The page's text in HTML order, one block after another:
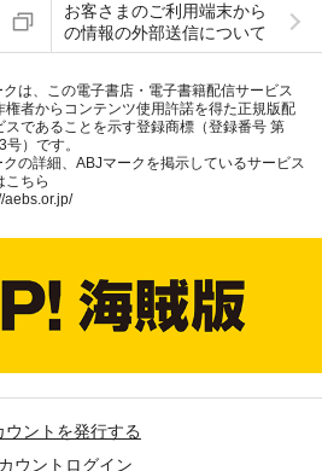
お客さまのご利用端末から
の情報の外部送信について
クは、この電子書店・電子書籍配信サービス
権者からコンテンツ使用許諾を得た正規版配
スであることを示す登録商標（登録番号 第
）です。
クの詳細、ABJマークを掲示しているサービス
こちら
aebs.or.jp/
ウントを発行する
ウントログイン